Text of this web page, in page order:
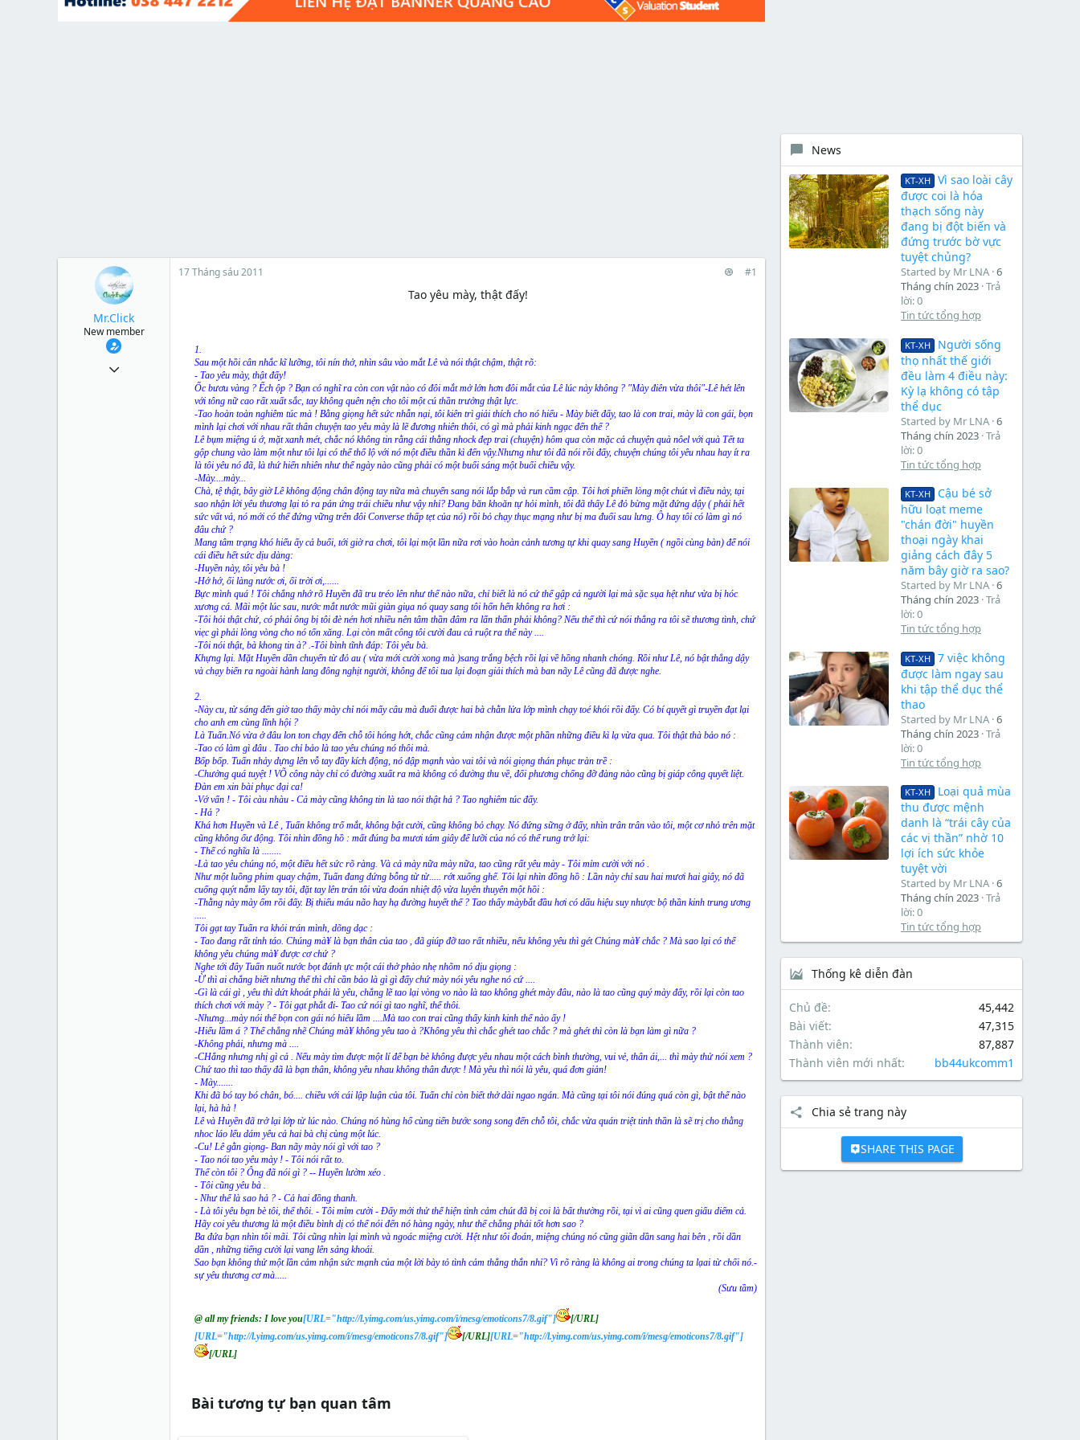
t
Mr.Click
New member
17 Tháng sáu 2011 #1
Tao yêu mày, thật đấy!​
1.
Sau một hồi cân nhắc kĩ lưỡng, tôi nín thở, nhìn sâu vào mắt Lê và nói thật chậm, thật rõ:
- Tao yêu mày, thật đấy!
Ốc bươu vàng ? Ếch ộp ? Bạn có nghĩ ra còn con vật nào có đôi mắt mở lớn hơn đôi mắt của Lê lúc này không ? "Mày điên vừa thôi"-Lê hét lên
với tông nữ cao rất xuất sắc, tay không quên nện cho tôi một cú thần trưởng thật lực.
-Tao hoàn toàn nghiêm túc mà ! Bằng giọng hết sức nhẫn nại, tôi kiên trì giải thích cho nó hiểu - Mày biết đấy, tao là con trai, mày là con gái, bọn
mình lại chơi với nhau rất thân chuyện tao yêu mày là lẽ đương nhiên thôi, có gì mà phải kinh ngạc đến thế ?
Lê bụm miệng ú ớ, mặt xanh mét, chắc nó không tin rằng cái thằng nhock đẹp trai (chuyện) hôm qua còn mặc cả chuyện quà nôel với quà Tết ta
gộp chung vào làm một như tôi lại có thể thổ lộ với nó một điều thần kì đến vậy.Nhưng như tôi đã nói rồi đấy, chuyện chúng tôi yêu nhau hay ít ra
là tôi yêu nó đã, là thứ hiển nhiên như thể ngày nào cũng phải có một buổi sáng một buổi chiều vậy.
-Mày....mày...
Chà, tệ thật, bây giờ Lê không động chân động tay nữa mà chuyển sang nói lắp bắp và run cầm cập. Tôi hơi phiền lòng một chút vì điều này, tại
sao nhận lời yêu thương lại tỏ ra pản ứng trái chiều như vậy nhỉ? Đang băn khoăn tự hỏi mình, tôi đã thấy Lê đỏ bừng mặt đứng dậy ( phải hết
sức vất vả, nó mới có thể đứng vững trên đôi Converse thấp tẹt của nó) rồi bỏ chạy thục mạng như bị ma đuổi sau lưng. Ô hay tôi có làm gì nó
đâu chứ ?
Mang tâm trạng khó hiểu ấy cả buổi, tới giờ ra chơi, tôi lại một lần nữa rơi vào hoàn cảnh tương tự khi quay sang Huyền ( ngồi cùng bàn) để nói
cái điều hết sức dịu dàng:
-Huyền này, tôi yêu bà !
-Hớ hớ, ối làng nước ơi, ối trời ơi,......
Bực mình quá ! Tôi chẳng nhớ rõ Huyền đã tru tréo lên như thế nào nữa, chỉ biết là nó cứ thế gập cả người lại mà sặc sụa hệt như vừa bị hóc
xương cá. Mãi một lúc sau, nước mắt nước mũi giàn giụa nó quay sang tôi hổn hển không ra hơi :
-Tôi hỏi thật chứ, có phải ông bị tôi đè nén hơi nhiều nên tâm thần đâm ra lẩn thẩn phải không? Nếu thế thì cứ nói thẳng ra tôi sẽ thương tình, chứ
viẹc gì phải lòng vòng cho nó tốn xăng. Lại còn mất công tôi cười đau cả ruột ra thế này ....
-Tôi nói thật, bà khong tin à? .-Tôi bình tĩnh đáp: Tôi yêu bà.
Khựng lại. Mặt Huyền dần chuyển từ đỏ au ( vừa mới cười xong mà )sang trắng bệch rồi lại về hồng nhanh chóng. Rồi như Lê, nó bật thẳng dậy
và chạy biến ra ngoài hành lang đông nghịt người, không để tôi tua lại đoạn giải thích mà ban nãy Lê cũng đã được nghe.
2.
-Này cu, từ sáng đến giờ tao thấy mày chỉ nói mấy câu mà đuổi được hai bà chằn lửa lớp mình chạy toé khói rồi đấy. Có bí quyết gì truyền đạt lại
cho anh em cùng lĩnh hội ?
Là Tuấn.Nó vừa ở đâu lon ton chạy đến chỗ tôi hóng hớt, chắc cũng cảm nhận được một phần những điều kì lạ vừa qua. Tôi thật thà bảo nó :
-Tao có làm gì đâu . Tao chỉ bảo là tao yêu chúng nó thôi mà.
Bốp bốp. Tuấn nhảy dựng lên vỗ tay đầy kích động, nó đập mạnh vào vai tôi và nói giọng thán phục tràn trề :
-Chưởng quá tuyệt ! VÕ công này chỉ có đường xuất ra mà không có đường thu về, đối phương chống đỡ đàng nào cũng bị giáp công quyết liệt.
Đàn em xin bài phục đại ca!
-Vớ vẩn ! - Tôi càu nhàu - Cả mày cũng không tin là tao nói thật hả ? Tao nghiêm túc đấy.
- Hả ?
Khá hơn Huyền và Lê , Tuấn không trố mắt, không bật cười, cũng không bỏ chạy. Nó đứng sững ở đấy, nhìn trân trân vào tôi, một cơ nhỏ trên mặt
cũng không ổư động. Tôi nhìn đồng hồ : mất đúng ba mươi tám giây để lưỡi của nó có thể rung trở lại:
- Thế có nghĩa là ........
-Là tao yêu chúng nó, một điều hết sức rõ ràng. Và cả mày nữa mày nữa, tao cũng rất yêu mày - Tôi mỉm cười với nó .
Như một luồng phim quay chậm, Tuấn đang đứng bỗng từ từ..... rớt xuống ghế. Tôi lại nhìn đồng hồ : Lần này chỉ sau hai mươi hai giây, nó đã
cuống quýt nắm lấy tay tôi, đặt tay lên trán tôi vừa đoán nhiệt độ vừa luyên thuyên một hồi :
-Thằng này mày ốm rồi đấy. Bị thiếu máu não hay hạ đường huyết thế ? Tao thấy màybắt đầu hơi có dấu hiệu suy nhược bộ thần kinh trung ương
.....
Tôi gạt tay Tuấn ra khỏi trán mình, dõng dạc :
- Tao đang rất tỉnh táo. Chúng mà¥ là bạn thân của tao , đã giúp đỡ tao rất nhiều, nếu không yêu thì gét Chúng mà¥ chắc ? Mà sao lại có thể
không yêu chúng mà¥ được cơ chứ ?
Nghe tới đây Tuấn nuốt nước bọt đánh ực một cái thở phào nhẹ nhõm nó dịu giọng :
-Ừ thì ai chẳng biết nhưng thế thì chỉ cần bảo là gì gì đấy chứ mày nói yêu nghe nó cứ ....
-Gì là cái gì , yêu thì dứt khoát phải là yêu, chẳng lẽ tao lại vòng vo nào là tao không ghét mày đâu, nào là tao cũng quý mày đấy, rồi lại còn tao
thích chơi với mày ? - Tôi gạt phắt đi- Tao cứ nói gì tao nghĩ, thế thôi.
-Nhưng...mày nói thế bọn con gái nó hiểu lầm ....Mà tao con trai cũng thấy kinh kinh thế nào ấy !
-Hiểu lầm á ? Thế chẳng nhẽ Chúng mà¥ không yêu tao à ?Không yêu thì chắc ghét tao chắc ? mà ghét thì còn là bạn làm gì nữa ?
-Không phải, nhưng mà ....
-CHẳng nhưng nhị gì cả . Nếu mày tìm được một lí để bạn bè không được yêu nhau một cách bình thường, vui vẻ, thân ái,... thì mày thử nói xem ?
Chứ tao thì tao thấy đã là bạn thân, không yêu nhau không thân được ! Mà yêu thì nói là yêu, quá đơn giản!
- Mày.......
Khi đã bó tay bó chân, bó.... chiều với cái lập luận của tôi. Tuấn chỉ còn biết thở dài ngao ngán. Mà cũng tại tôi nói đúng quá còn gì, bật thế nào
lại, hà hà !
Lê và Huyền đã trở lại lớp từ lúc nào. Chúng nó hùng hổ cùng tiến bước song song đến chỗ tôi, chắc vừa quán triệt tinh thần là sẽ trị cho thằng
nhoc láo lếu dám yêu cả hai bà chị cùng một lúc.
-Cu! Lê gằn giọng- Ban nãy mày nói gì với tao ?
- Tao nói tao yêu mày ! - Tôi nói rất to.
Thế còn tôi ? Ông đã nói gì ? -- Huyền lườm xéo .
- Tôi cũng yêu bà .
- Như thế là sao hả ? - Cả hai đồng thanh.
- Là tôi yêu bạn bè tôi, thế thôi. - Tôi mỉm cười - Đấy mới thử thể hiện tình cảm chút đã bị coi là bất thường rồi, tại vì ai cũng quen giấu diếm cả.
Hãy coi yêu thương là một điều bình dị có thể nói đến nó hàng ngày, như thế chẳng phải tốt hơn sao ?
Ba đứa bạn nhìn tôi mãi. Tôi cũng nhìn lại mình và ngoác miệng cười. Hệt như tôi đoán, miệng chúng nó cũng giãn dần sang hai bên , rồi dần
dần , những tiếng cười lại vang lên sảng khoái.
Sao bạn không thử một lần cảm nhận sức mạnh của một lời bày tỏ tình cảm thẳng thắn nhỉ? Vì rõ ràng là không ai trong chúng ta lạai từ chối nó.-
sự yêu thương cơ mà.....
(Sưu tầm)
@ all my friends: I love you[URL="http://l.yimg.com/us.yimg.com/i/mesg/emoticons7/8.gif"]
[/URL]
[URL="http://l.yimg.com/us.yimg.com/i/mesg/emoticons7/8.gif"]
[/URL][URL="http://l.yimg.com/us.yimg.com/i/mesg/emoticons7/8.gif"]
[/URL]
Bài tương tự bạn quan tâm
News
KT-XH
Vì sao loài cây
được coi là hóa
thạch sống này
đang bị đột biến và
đứng trước bờ vực
tuyệt chủng?
Started by Mr LNA 6
Tháng chín 2023 Trả
lời: 0
Tin tức tổng hợp
KT-XH
Người sống
thọ nhất thế giới
đều làm 4 điều này:
Kỳ lạ không có tập
thể dục
Started by Mr LNA 6
Tháng chín 2023 Trả
lời: 0
Tin tức tổng hợp
KT-XH
Cậu bé sở
hữu loạt meme
"chán đời" huyền
thoại ngày khai
giảng cách đây 5
năm bây giờ ra sao?
Started by Mr LNA 6
Tháng chín 2023 Trả
lời: 0
Tin tức tổng hợp
KT-XH
7 việc không
được làm ngay sau
khi tập thể dục thể
thao
Started by Mr LNA 6
Tháng chín 2023 Trả
lời: 0
Tin tức tổng hợp
KT-XH
Loại quả mùa
thu được mệnh
danh là “trái cây của
các vị thần” nhờ 10
lợi ích sức khỏe
tuyệt vời
Started by Mr LNA 6
Tháng chín 2023 Trả
lời: 0
Tin tức tổng hợp
Thống kê diễn đàn
Chủ đề
45,442
Bài viết
47,315
Thành viên
87,887
Thành viên mới nhất
bb44ukcomm1
Chia sẻ trang này
SHARE THIS PAGE